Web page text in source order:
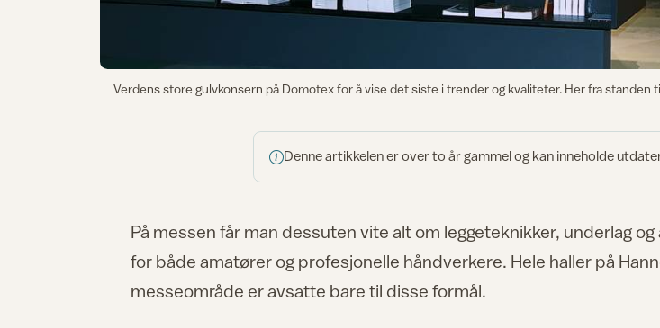
Verdens store gulvkonsern på Domotex for å vise det siste i trender og kvaliteter. Her fra standen
Denne artikkelen er over to år gammel og kan inneholde
På messen får man dessuten vite alt om leggeteknikker, underlag
for både amatører og profesjonelle håndverkere. Hele haller på
messeområde er avsatte bare til disse formål.